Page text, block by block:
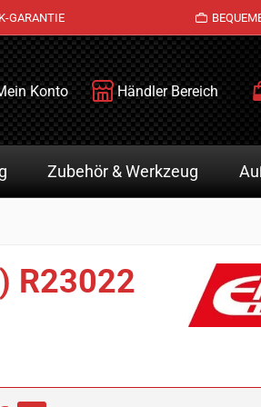
GARANTIE
Konto Händler Bereich
Zubehör & Werkzeug
R23022